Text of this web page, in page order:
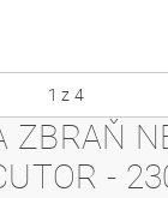
1 z 4
ZBRAŇ
-